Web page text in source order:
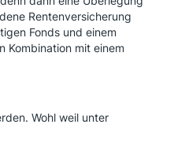
Rentenversicherung
Fonds und einem
Kombination mit einem
Wohl weil unter